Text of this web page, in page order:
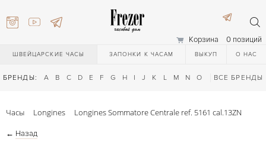
Корзина 0 позиций
ШВЕЙЦАРСКИЕ ЧАСЫ ЗАПОНКИ К ЧАСАМ ВЫКУП О НАС
БРЕНДЫ: A B C D E F G H I J K L M N O Q R S T
ВСЕ БРЕНДЫ
Часы Longines Longines Sommatore Centrale ref. 5161 cal.13ZN
← Назад